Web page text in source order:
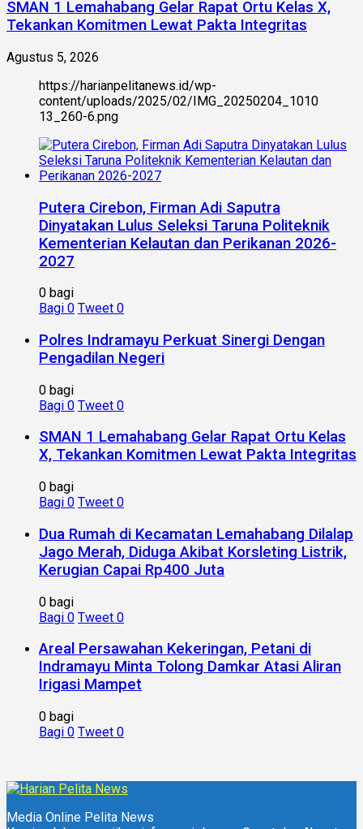
SMAN 1 Lemahabang Gelar Rapat Ortu Kelas X,
Tekankan Komitmen Lewat Pakta Integritas
Agustus 5, 2026
https://harianpelitanews.id/wp-
content/uploads/2025/02/IMG_20250204_1010
13_260-6.png
Putera Cirebon, Firman Adi Saputra
Dinyatakan Lulus Seleksi Taruna Politeknik
Kementerian Kelautan dan Perikanan 2026-
2027
0 bagi
Bagi 0 Tweet 0
Polres Indramayu Perkuat Sinergi Dengan
Pengadilan Negeri
0 bagi
Bagi 0 Tweet 0
SMAN 1 Lemahabang Gelar Rapat Ortu Kelas
X, Tekankan Komitmen Lewat Pakta Integritas
0 bagi
Bagi 0 Tweet 0
Dua Rumah di Kecamatan Lemahabang Dilalap
Jago Merah, Diduga Akibat Korsleting Listrik,
Kerugian Capai Rp400 Juta
0 bagi
Bagi 0 Tweet 0
Areal Persawahan Kekeringan, Petani di
Indramayu Minta Tolong Damkar Atasi Aliran
Irigasi Mampet
0 bagi
Bagi 0 Tweet 0
Media Online Pelita News